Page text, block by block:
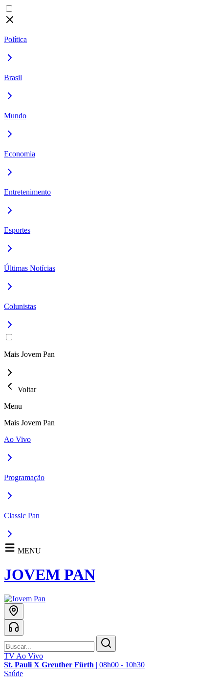
Política
Brasil
Mundo
Economia
Entretenimento
Esportes
Últimas Notícias
Colunistas
Mais Jovem Pan
Voltar
Menu
Mais Jovem Pan
Ao Vivo
Programação
Classic Pan
MENU
JOVEM PAN
TV Ao Vivo
St. Pauli X Greuther Fürth | 08h00 - 10h30
Saúde